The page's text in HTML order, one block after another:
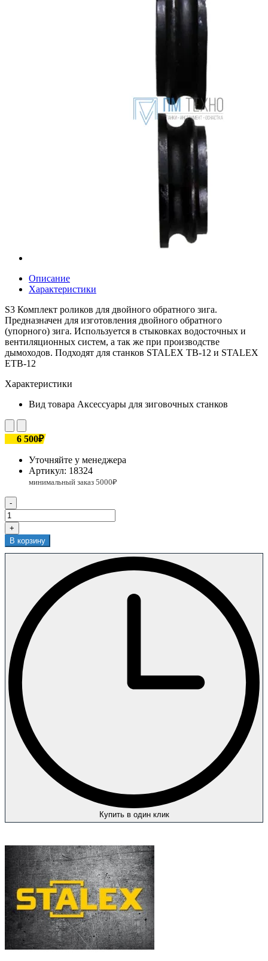
Описание
Характеристики
S3 Комплект роликов для двойного обратного зига.
Предназначен для изготовления двойного обратного
(упорного) зига. Используется в стыковках водосточных и
вентиляционных систем, а так же при производстве
дымоходов. Подходят для станков STALEX TB-12 и STALEX
ETB-12
Характеристики
Вид товара Аксессуары для зиговочных станков
6 500₽
Уточняйте у менеджера
Артикул: 18324
-
+
В корзину
Купить в один клик